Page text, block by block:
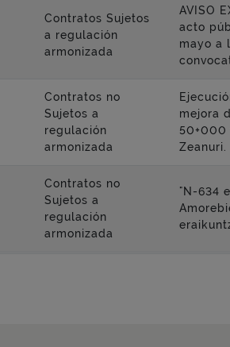
Contratos Sujetos
a regulación
armonizada
AVISO
acto
mayo a
Contratos no
Sujetos a
regulación
armonizada
mejora
50+000
Zeanuri.
Contratos no
Sujetos a
regulación
armonizada
"N-634